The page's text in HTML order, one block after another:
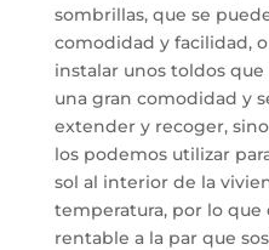
sombrillas, que se
comodidad y facilidad,
instalar unos toldos
una gran comodidad y
extender y recoger,
los podemos utilizar
sol al interior de la
temperatura, por lo que
rentable a la par que